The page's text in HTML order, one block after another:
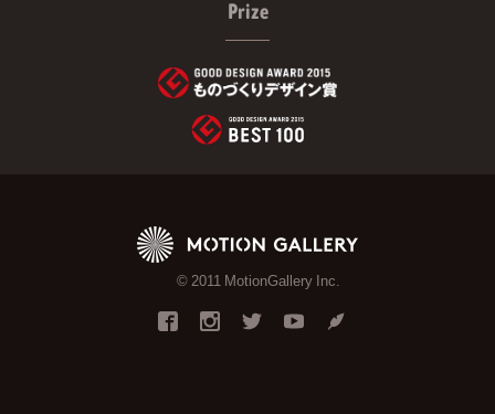
Prize
© 2011 MotionGallery Inc.